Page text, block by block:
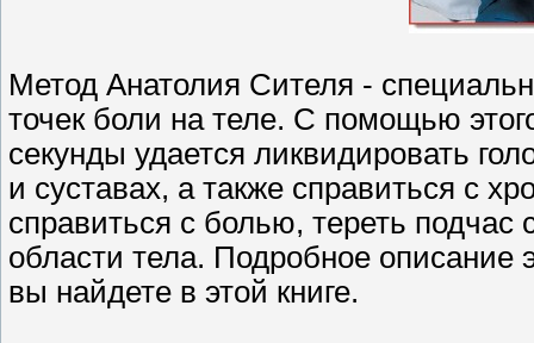
Метод Анатолия Сителя -
точек боли на теле. С помощью
секунды удается ликвидировать
и суставах, а также справиться с
справиться с болью, тереть подчас
области тела. Подробное
вы найдете в этой книге.